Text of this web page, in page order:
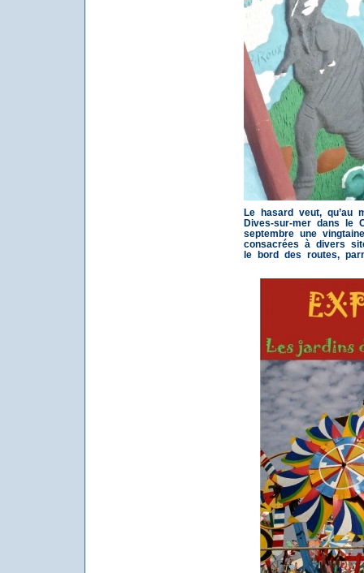
Le hasard veut, qu’au
Dives-sur-mer dans le
septembre une
consacrées à divers
le bord des routes,